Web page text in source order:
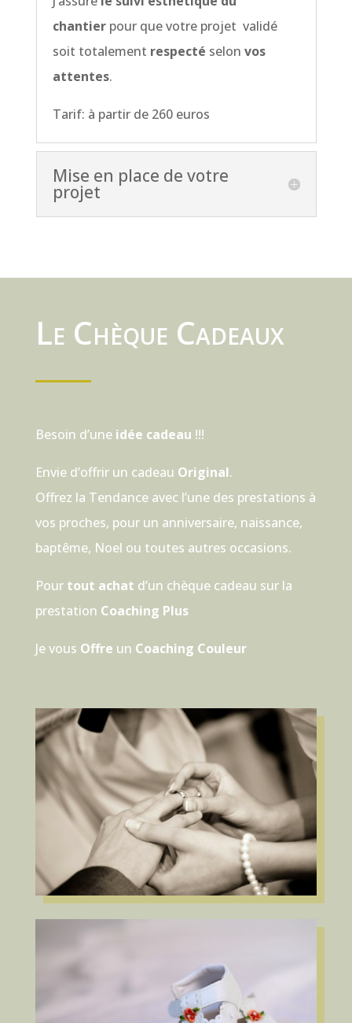
chantierpour que votre projet validé
soit totalement respecté selon vos
attentes.
Tarif: à partir de 260 euros
Mise en place de votre
projet
Le Chèque Cadeaux
Besoin d’une idée cadeau !!!
Envie d’offrir un cadeau Original.
Offrez la Tendance avec l’une des prestations à
vos proches, pour un anniversaire, naissance,
baptême, Noel ou toutes autres occasions.
Pour tout achat d’un chèque cadeau sur la
prestation Coaching Plus
Je vous Offre un Coaching Couleur